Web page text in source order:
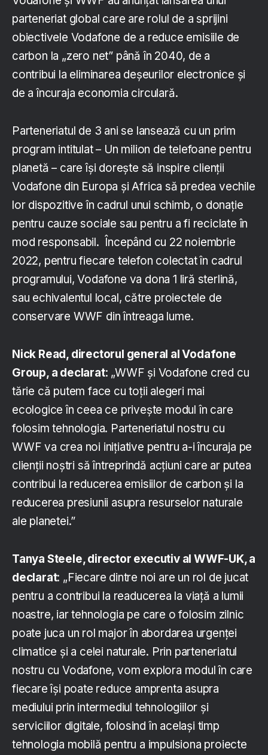
parteneriat global care are rolul de a sprijini
obiectivele Vodafone de a reduce emisiile de
carbon la „zero net” până în 2040, de a
contribui la eliminarea deșeurilor electronice și
de a încuraja economia circulară.
Parteneriatul de 3 ani se lansează cu un prim
program intitulat – Un milion de telefoane pentru
planetă – care își dorește să inspire clienții
Vodafone din Europa și Africa să predea vechile
lor dispozitive în cadrul unui schimb, o donație
pentru cauze sociale sau pentru a fi reciclate în
mod responsabil. Începând cu 22 noiembrie
2022, pentru fiecare telefon colectat în cadrul
programului, Vodafone va dona 1 liră sterlină,
sau echivalentul local, către proiectele de
conservare WWF din întreaga lume.
Nick Read, directorul general al Vodafone
Group, a declarat: „WWF și Vodafone cred cu
tărie că putem face cu toții alegeri mai
ecologice în ceea ce privește modul în care
folosim tehnologia. Parteneriatul nostru cu
WWF va crea noi inițiative pentru a-i încuraja pe
clienții noștri să întreprindă acțiuni care ar putea
contribui la reducerea emisiilor de carbon și la
reducerea presiunii asupra resurselor naturale
ale planetei.”
Tanya Steele, director executiv al WWF-UK, a
declarat: „Fiecare dintre noi are un rol de jucat
pentru a contribui la readucerea la viață a lumii
noastre, iar tehnologia pe care o folosim zilnic
poate juca un rol major în abordarea urgenței
climatice și a celei naturale. Prin parteneriatul
nostru cu Vodafone, vom explora modul în care
fiecare își poate reduce amprenta asupra
mediului prin intermediul tehnologiilor și
serviciilor digitale, folosind în același timp
tehnologia mobilă pentru a impulsiona proiecte